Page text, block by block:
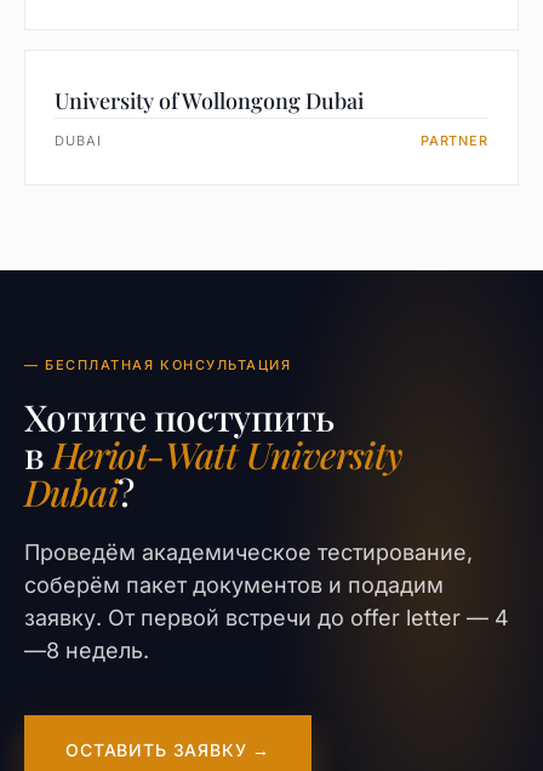
University of Wollongong Dubai
DUBAI PARTNER
— БЕСПЛАТНАЯ КОНСУЛЬТАЦИЯ
Хотите поступить
вHeriot-Watt University
Dubai?
Проведём академическое тестирование,
соберём пакет документов и подадим
заявку. От первой встречи до offer letter — 4
—8 недель.
ОСТАВИТЬ ЗАЯВКУ →